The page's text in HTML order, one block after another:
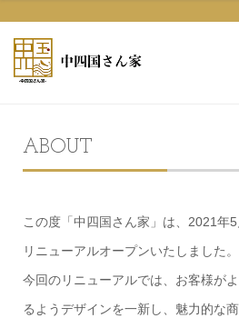
ABOUT
この度「中四国さん家」は、2021年
リニューアルオープンいたしました。
今回のリニューアルでは、お客様が
るようデザインを一新し、魅力的な